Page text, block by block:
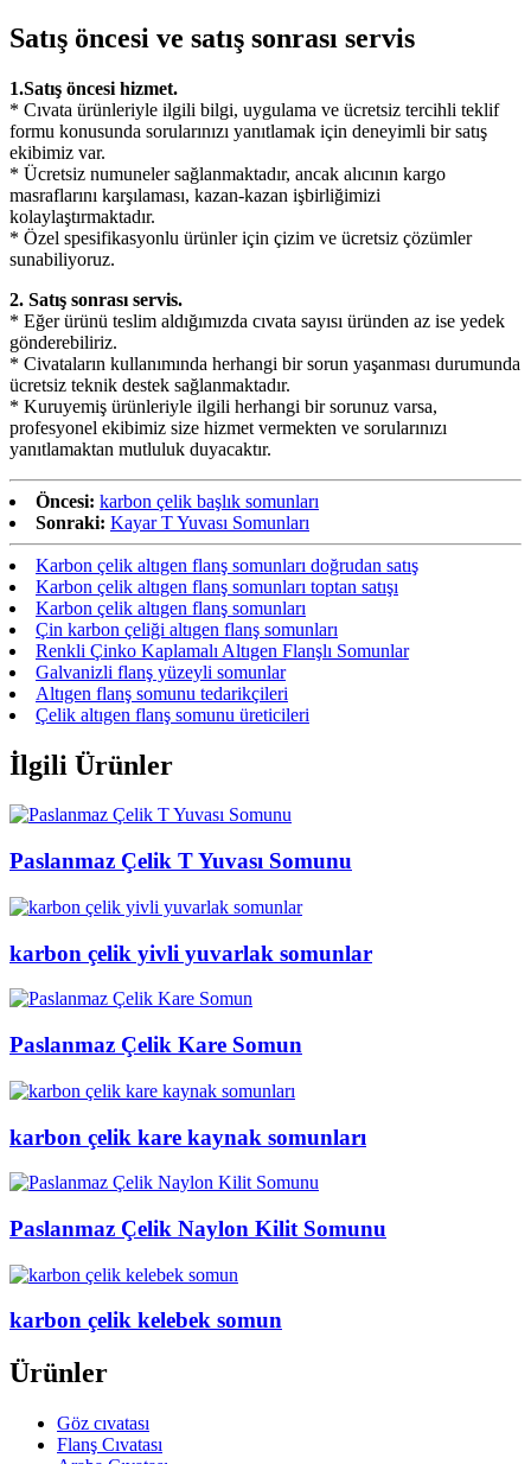
Satış öncesi ve satış sonrası servis
1.Satış öncesi hizmet.
* Cıvata ürünleriyle ilgili bilgi, uygulama ve ücretsiz tercihli teklif
formu konusunda sorularınızı yanıtlamak için deneyimli bir satış
ekibimiz var.
* Ücretsiz numuneler sağlanmaktadır, ancak alıcının kargo
masraflarını karşılaması, kazan-kazan işbirliğimizi
kolaylaştırmaktadır.
* Özel spesifikasyonlu ürünler için çizim ve ücretsiz çözümler
sunabiliyoruz.
2. Satış sonrası servis.
* Eğer ürünü teslim aldığımızda cıvata sayısı üründen az ise yedek
gönderebiliriz.
* Civataların kullanımında herhangi bir sorun yaşanması durumunda
ücretsiz teknik destek sağlanmaktadır.
* Kuruyemiş ürünleriyle ilgili herhangi bir sorunuz varsa,
profesyonel ekibimiz size hizmet vermekten ve sorularınızı
yanıtlamaktan mutluluk duyacaktır.
Öncesi: karbon çelik başlık somunları
Sonraki: Kayar T Yuvası Somunları
Karbon çelik altıgen flanş somunları doğrudan satış
Karbon çelik altıgen flanş somunları toptan satışı
Karbon çelik altıgen flanş somunları
Çin karbon çeliği altıgen flanş somunları
Renkli Çinko Kaplamalı Altıgen Flanşlı Somunlar
Galvanizli flanş yüzeyli somunlar
Altıgen flanş somunu tedarikçileri
Çelik altıgen flanş somunu üreticileri
İlgili Ürünler
Paslanmaz Çelik T Yuvası Somunu
karbon çelik yivli yuvarlak somunlar
Paslanmaz Çelik Kare Somun
karbon çelik kare kaynak somunları
Paslanmaz Çelik Naylon Kilit Somunu
karbon çelik kelebek somun
Ürünler
Göz cıvatası
Flanş Cıvatası